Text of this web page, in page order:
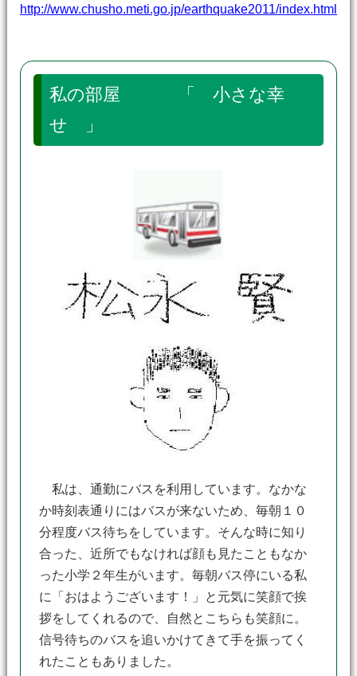
http://www.chusho.meti.go.jp/earthquake2011/index.html
私の部屋 「 小さな幸
せ 」
私は、通勤にバスを利用しています。なかな
か時刻表通りにはバスが来ないため、毎朝１０
分程度バス待ちをしています。そんな時に知り
合った、近所でもなければ顔も見たこともなか
った小学２年生がいます。毎朝バス停にいる私
に「おはようございます！」と元気に笑顔で挨
拶をしてくれるので、自然とこちらも笑顔に。
信号待ちのバスを追いかけてきて手を振ってく
れたこともありました。